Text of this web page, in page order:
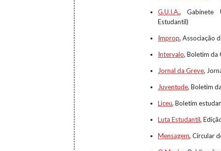
G.U.I.A., Gabinete
Estudantil)
Improp, Associação
Intervalo, Boletim da
Jornal da Greve,
Juventude, Boletim
Liceu, Boletim
Luta Estudantil,
Mensagem, Circular